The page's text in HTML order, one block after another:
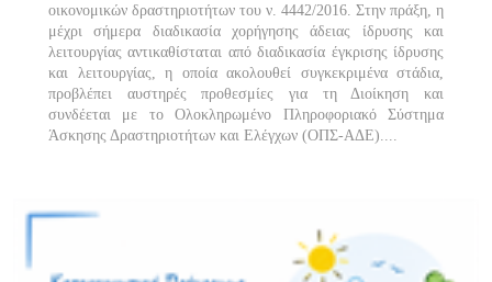
οικονομικών δραστηριοτήτων του ν. 4442/2016. Στην πράξη, η
μέχρι σήμερα διαδικασία χορήγησης άδειας ίδρυσης και
λειτουργίας αντικαθίσταται από διαδικασία έγκρισης ίδρυσης
και λειτουργίας, η οποία ακολουθεί συγκεκριμένα στάδια,
προβλέπει αυστηρές προθεσμίες για τη Διοίκηση και
συνδέεται με το Ολοκληρωμένο Πληροφοριακό Σύστημα
Άσκησης Δραστηριοτήτων και Ελέγχων (ΟΠΣ-ΑΔΕ)....